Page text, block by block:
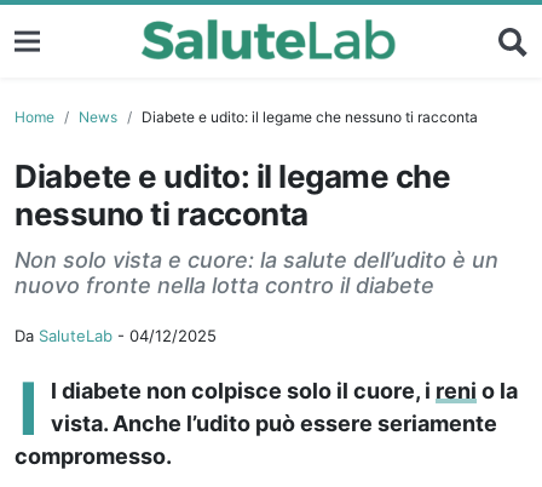
Home News Diabete e udito: il legame che nessuno ti racconta
Diabete e udito: il legame che
nessuno ti racconta
Non solo vista e cuore: la salute dell’udito è un
nuovo fronte nella lotta contro il diabete
Da SaluteLab - 04/12/2025
I l diabete non colpisce solo il cuore, i reni o la
vista. Anche l’udito può essere seriamente
compromesso.